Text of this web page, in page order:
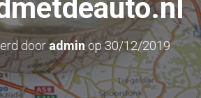
dooradminop30/12/2019